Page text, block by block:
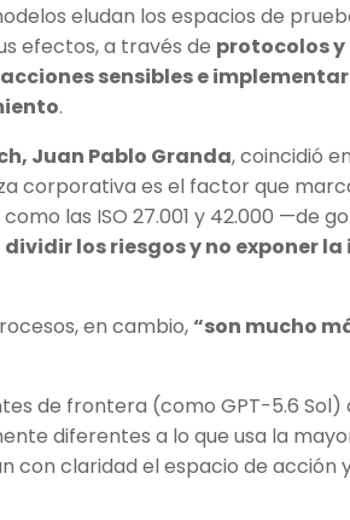
eludan los espacios de
efectos, a través de protocolos
sensibles e
.
Juan Pablo Granda, coincidió
corporativa es el factor que
las ISO 27.001 y 42.000 —de
los riesgos y no exponer
en cambio,“son mucho
de frontera (como GPT-5.6 Sol)
diferentes a lo que usa la
con claridad el espacio de acción